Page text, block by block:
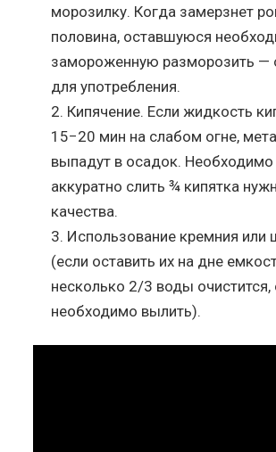
морозилку. Когда замерзнет
половина, оставшуюся
замороженную разморозить —
для употребления.
Кипячение. Если жидкость
15−20 мин на слабом огне,
выпадут в осадок.
аккуратно слить ¾ кипятка
качества.
Использование кремния или
(если оставить их на дне
несколько 2/3 воды очистится,
необходимо вылить).